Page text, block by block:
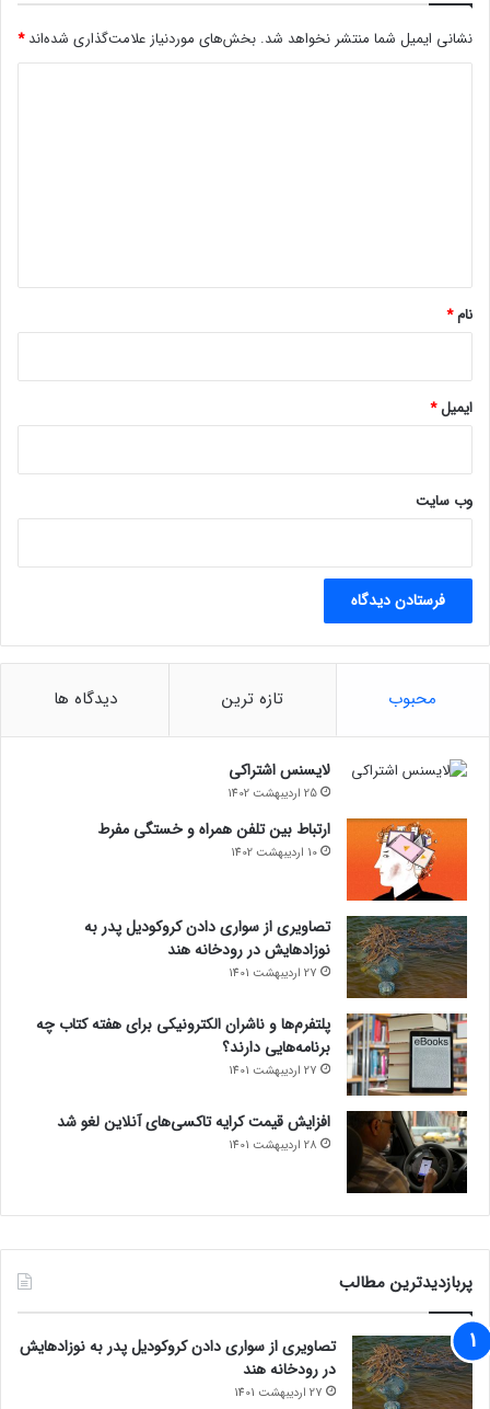
ی
ا
ب
نشانی ایمیل شما منتشر نخواهد شد. بخش‌های موردنیاز علامت‌گذاری شده‌اند*
نام*
ایمیل*
وب‌ سایت
محبوب تازه ترین دیدگاه ها
لایسنس اشتراکی
25 اردیبهشت 1402
ارتباط بین تلفن همراه و خستگی مفرط
10 اردیبهشت 1402
تصاویری از سواری دادن کروکودیل پدر به
نوزادهایش در رودخانه هند
27 اردیبهشت 1401
پلتفرم‌ها و ناشران الکترونیکی برای هفته کتاب چه
برنامه‌هایی دارند؟
27 اردیبهشت 1401
افزایش قیمت کرایه تاکسی‌های آنلاین لغو شد
28 اردیبهشت 1401
پربازدیدترین مطالب
تصاویری از سواری دادن کروکودیل پدر به نوزادهایش
در رودخانه هند
27 اردیبهشت 1401